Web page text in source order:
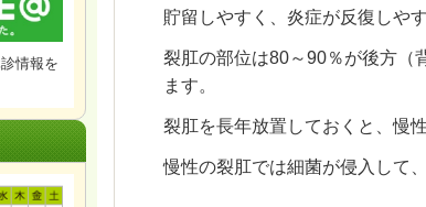
貯留しやすく、炎症が反復しや
裂肛の部位は80～90％が後方（
ます。
裂肛を長年放置しておくと、慢
慢性の裂肛では細菌が侵入して
情報を